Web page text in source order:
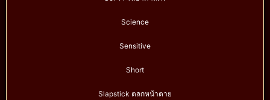
Science
Sensitive
Short
Slapstick ตลกหน้าตาย